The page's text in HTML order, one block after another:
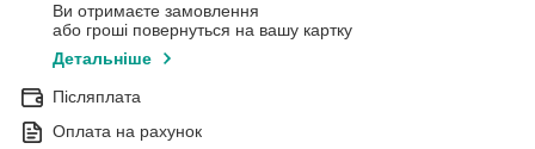
Ви отримаєте замовлення
або гроші повернуться на вашу картку
Детальніше
Післяплата
Оплата на рахунок